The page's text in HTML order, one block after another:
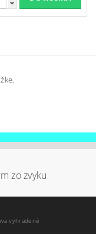
zo zvyku
vyhradené